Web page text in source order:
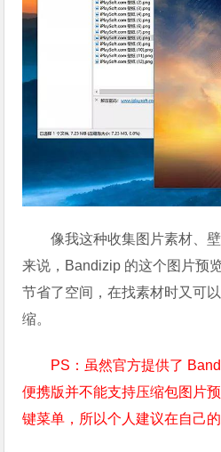
像我这种收集图片素材、
来说，Bandizip 的这个图片预
节省了空间，在找素材时又可
缩。
PS：虽然官方提供了
便携版并不能支持压缩包图片
键菜单，所以个人建议在自己